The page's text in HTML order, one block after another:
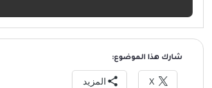
شارك هذا الموضوع:
X المزيد